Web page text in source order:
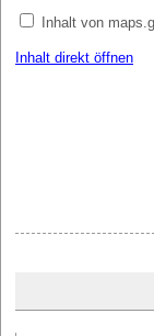
Inhalt von
Inhalt direkt öffnen